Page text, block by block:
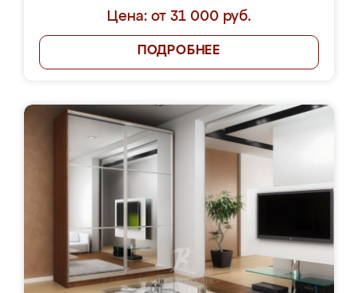
Цена: от 31 000 руб.
ПОДРОБНЕЕ